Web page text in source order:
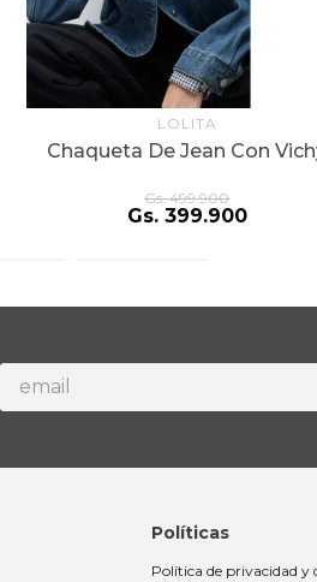
LOLITA
Chaqueta De Jean Con
Gs. 499.900
Gs. 399.900
Políticas
Política de privacidad y